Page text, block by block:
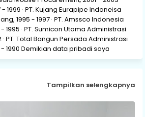
1999 · PT. Kujang Eurapipe Indoneisa
1995 - 1997 · PT. Amssco Indonesia
1995 · PT. Sumicon Utama Administrasi
· PT. Total Bangun Persada Administrasi
- 1990 Demikian data pribadi saya
Tampilkan selengkapnya